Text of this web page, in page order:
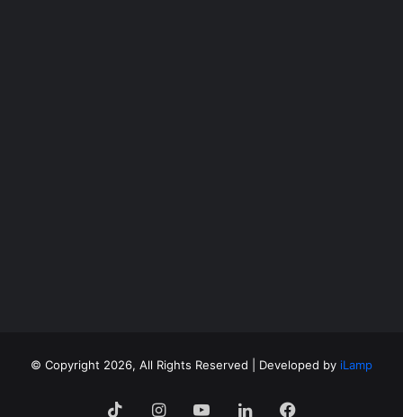
Copyright 2026, All Rights Reserved | Developed by iLamp
©
فيسبوك لينكدإن ‫YouTubeانستقرام